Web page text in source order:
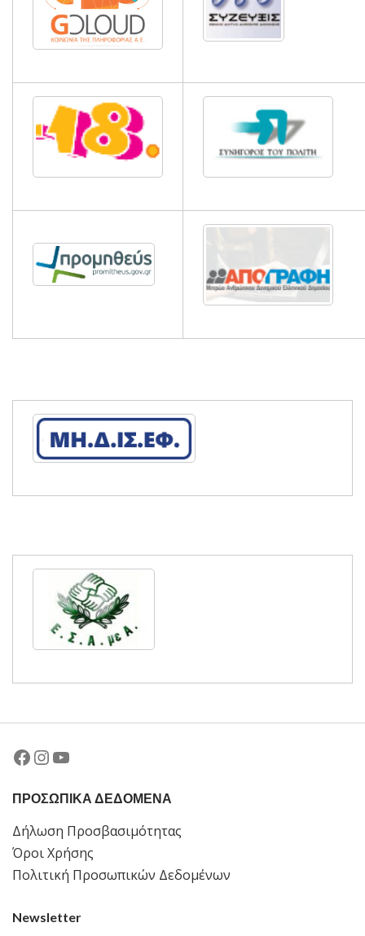
Facebook
Instagram
YouTube
ΠΡΟΣΩΠΙΚΑ ΔΕΔΟΜΕΝΑ
Δήλωση Προσβασιμότητας
Όροι Χρήσης
Πολιτική Προσωπικών Δεδομένων
Newsletter